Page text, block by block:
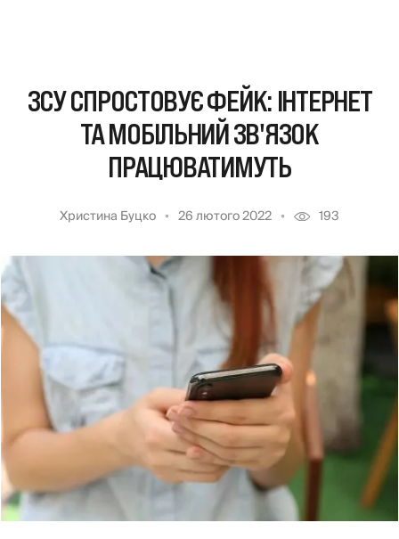
ЗСУ СПРОСТОВУЄ ФЕЙК: ІНТЕРНЕТ
ТА МОБІЛЬНИЙ ЗВ'ЯЗОК
ПРАЦЮВАТИМУТЬ
Христина Буцко 26 лютого 2022 193